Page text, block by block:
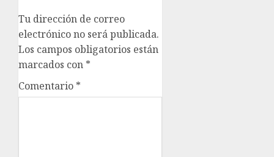
Tu dirección de correo
electrónico no será publicada.
Los campos obligatorios están
marcados con *
Comentario *